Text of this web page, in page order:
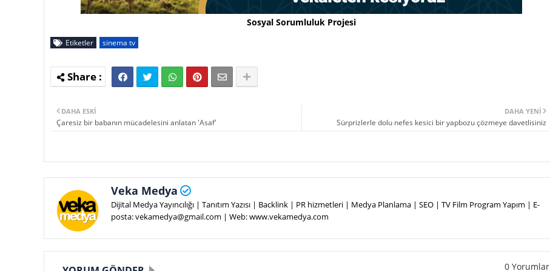
Sosyal Sorumluluk Projesi
Etiketler sinema tv
DAHA YENI
Sürprizlerle dolu nefes kesici bir yapbozu çözmeye davetlisiniz
DAHA ESKI
Çaresiz bir babanın mücadelesini anlatan 'Asaf'
Veka Medya
Dijital Medya Yayıncılığı | Tanıtım Yazısı | Backlink | PR hizmetleri | Medya Planlama | SEO | TV Film Program Yapım | E-
posta: vekamedya@gmail.com | Web: www.vekamedya.com
0 Yorumlar